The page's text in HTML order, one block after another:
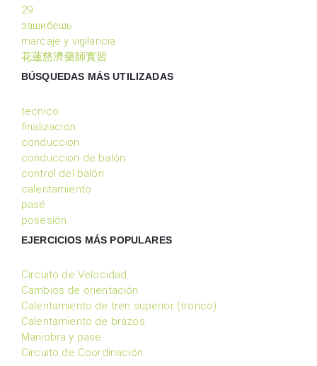
29
зашибёшь
marcaje y vigilancia
花蓮慈濟藥師實習
BÚSQUEDAS MÁS UTILIZADAS
tecnico
finalizacion
conduccion
conduccion de balón
control del balón
calentamiento
pasé
posesión
EJERCICIOS MÁS POPULARES
Circuito de Velocidad
Cambios de orientación
Calentamiento de tren superior (tronco)
Calentamiento de brazos
Maniobra y pase
Circuito de Coordinación